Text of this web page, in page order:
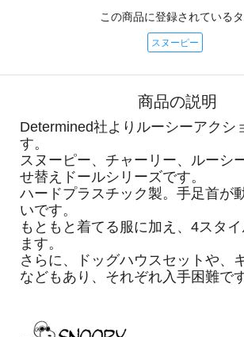
この商品に登録されている
スヌーピー
商品の説明
Determined社よりルーシーアクシ
す。
スヌーピー、チャーリー、ルーシ
せ替えドールシリーズです。
ハードプラスチック製。手足首が
いです。
もともと着てる服に加え、4スタ
ます。
さらに、ドッグハウスセットや、
などもあり、それぞれ入手困難です